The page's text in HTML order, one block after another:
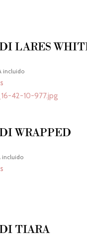
LARES
incluido
WRAPPED
incluido
TIARA